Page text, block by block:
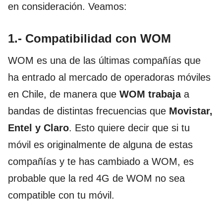
en consideración. Veamos:
1.- Compatibilidad con WOM
WOM es una de las últimas compañías que
ha entrado al mercado de operadoras móviles
en Chile, de manera que WOM trabaja a
bandas de distintas frecuencias que Movistar,
Entel y Claro. Esto quiere decir que si tu
móvil es originalmente de alguna de estas
compañías y te has cambiado a WOM, es
probable que la red 4G de WOM no sea
compatible con tu móvil.